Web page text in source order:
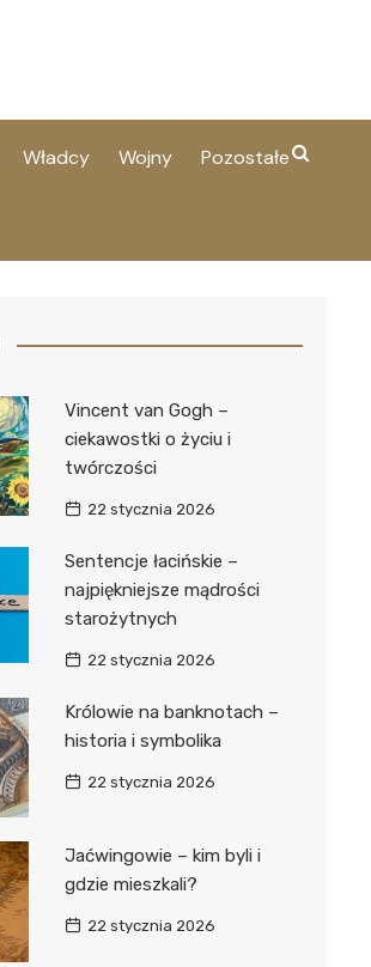
Władcy Wojny Pozostałe
Vincent van Gogh –
ciekawostki o życiu i
twórczości
22 stycznia 2026
Sentencje łacińskie –
najpiękniejsze mądrości
starożytnych
22 stycznia 2026
Królowie na banknotach –
historia i symbolika
22 stycznia 2026
Jaćwingowie – kim byli i
gdzie mieszkali?
22 stycznia 2026